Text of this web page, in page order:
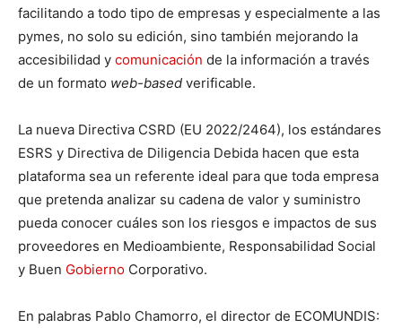
facilitando a todo tipo de empresas y especialmente a las
pymes, no solo su edición, sino también mejorando la
accesibilidad y comunicación de la información a través
de un formato web-based verificable.
La nueva Directiva CSRD (EU 2022/2464), los estándares
ESRS y Directiva de Diligencia Debida hacen que esta
plataforma sea un referente ideal para que toda empresa
que pretenda analizar su cadena de valor y suministro
pueda conocer cuáles son los riesgos e impactos de sus
proveedores en Medioambiente, Responsabilidad Social
y Buen Gobierno Corporativo.
En palabras Pablo Chamorro, el director de ECOMUNDIS: